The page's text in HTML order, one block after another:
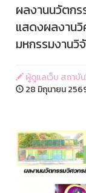
ผลงานนวัตก
แสดงผลงาน
มหกรรมงานวิ
ผู้ดูแลเว็บ สถาบั
28 มิถุนายน